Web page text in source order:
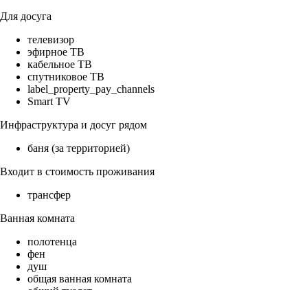
Для досуга
телевизор
эфирное ТВ
кабельное ТВ
спутниковое ТВ
label_property_pay_channels
Smart TV
Инфраструктура и досуг рядом
баня (за территорией)
Входит в стоимость проживания
трансфер
Ванная комната
полотенца
фен
душ
общая ванная комната